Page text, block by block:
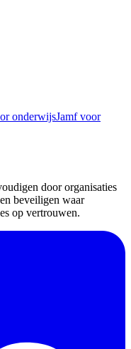
onderwijsJamf voor
door organisaties
beveiligen waar
op vertrouwen.